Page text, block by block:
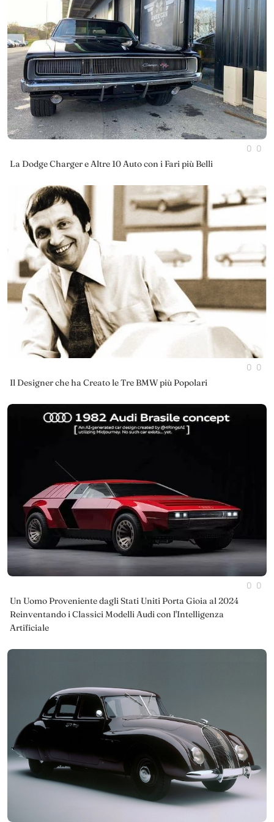
0 0
La Dodge Charger e Altre 10 Auto con i Fari più Belli
0 0
Il Designer che ha Creato le Tre BMW più Popolari
0 0
Un Uomo Proveniente dagli Stati Uniti Porta Gioia al 2024
Reinventando i Classici Modelli Audi con l'Intelligenza
Artificiale